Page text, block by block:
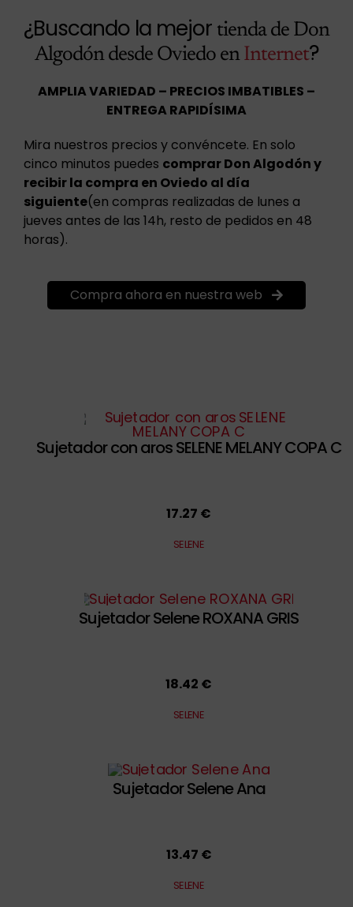
¿Buscando la mejor tienda de Don
Algodón desde Oviedo enInternet?
AMPLIA VARIEDAD – PRECIOS IMBATIBLES –
ENTREGA RAPIDÍSIMA
Mira nuestros precios y convéncete. En solo
cinco minutos puedes comprar Don Algodón y
recibir la compra en Oviedo al día
siguiente(en compras realizadas de lunes a
jueves antes de las 14h, resto de pedidos en 48
horas).
Compra ahora en nuestra web
Sujetador con aros SELENE MELANY COPA C
17.27 €
SELENE
Sujetador Selene ROXANA GRIS
18.42 €
SELENE
Sujetador Selene Ana
13.47 €
SELENE